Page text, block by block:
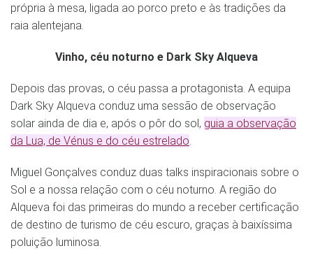
própria à mesa, ligada ao porco preto e às tradições da
raia alentejana.
Vinho, céu noturno e Dark Sky Alqueva
Depois das provas, o céu passa a protagonista. A equipa
Dark Sky Alqueva conduz uma sessão de observação
solar ainda de dia e, após o pôr do sol, guia a observação
da Lua, de Vénus e do céu estrelado
Miguel Gonçalves conduz duas talks inspiracionais sobre o
Sol e a nossa relação com o céu noturno. A região do
Alqueva foi das primeiras do mundo a receber certificação
de destino de turismo de céu escuro, graças à baixíssima
poluição luminosa.